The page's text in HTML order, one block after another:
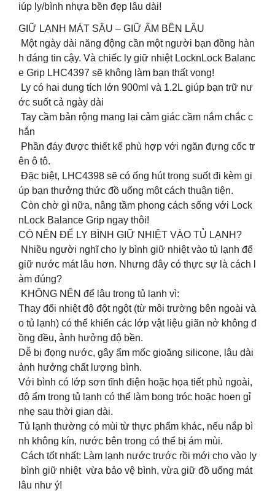
iúp ly/bình nhựa bền đẹp lâu dài!
GIỮ LẠNH MÁT SÂU – GIỮ ẤM BỀN LÂU
Một ngày dài năng động cần một người bạn đồng hàn
h đáng tin cậy. Và chiếc ly giữ nhiệt LocknLock Balanc
e Grip LHC4397 sẽ không làm bạn thất vọng!
Ly có hai dung tích lớn 900ml và 1.2L giúp bạn trữ nư
ớc suốt cả ngày dài
Tay cầm bản rộng mang lại cảm giác cầm nắm chắc c
hắn
Phần đáy được thiết kế phù hợp với ngăn đựng cốc tr
ên ô tô.
Đặc biệt, LHC4398 sẽ có ống hút trong suốt đi kèm gi
úp bạn thưởng thức đồ uống một cách thuận tiện.
Còn chờ gì nữa, nâng tầm phong cách sống với Lock
nLock Balance Grip ngay thôi!
CÓ NÊN ĐỂ LY BÌNH GIỮ NHIỆT VÀO TỦ LẠNH?
Nhiều người nghĩ cho ly bình giữ nhiệt vào tủ lạnh để
giữ nước mát lâu hơn. Nhưng đây có thực sự là cách l
àm đúng?
KHÔNG NÊN để lâu trong tủ lạnh vì:
Thay đổi nhiệt độ đột ngột (từ môi trường bên ngoài và
o tủ lạnh) có thể khiến các lớp vật liệu giãn nở không đ
ồng đều, ảnh hưởng độ bền.
Dễ bị đọng nước, gây ẩm mốc gioăng silicone, lâu dài
ảnh hưởng chất lượng bình.
Với bình có lớp sơn tĩnh điện hoặc họa tiết phủ ngoài,
độ ẩm trong tủ lạnh có thể làm bong tróc hoặc hoen gỉ
nhẹ sau thời gian dài.
Tủ lạnh thường có mùi từ thực phẩm khác, nếu nắp bì
nh không kín, nước bên trong có thể bị ám mùi.
Cách tốt nhất: Làm lạnh nước trước rồi mới cho vào ly
bình giữ nhiệt vừa bảo vệ bình, vừa giữ đồ uống mát
lâu như ý!